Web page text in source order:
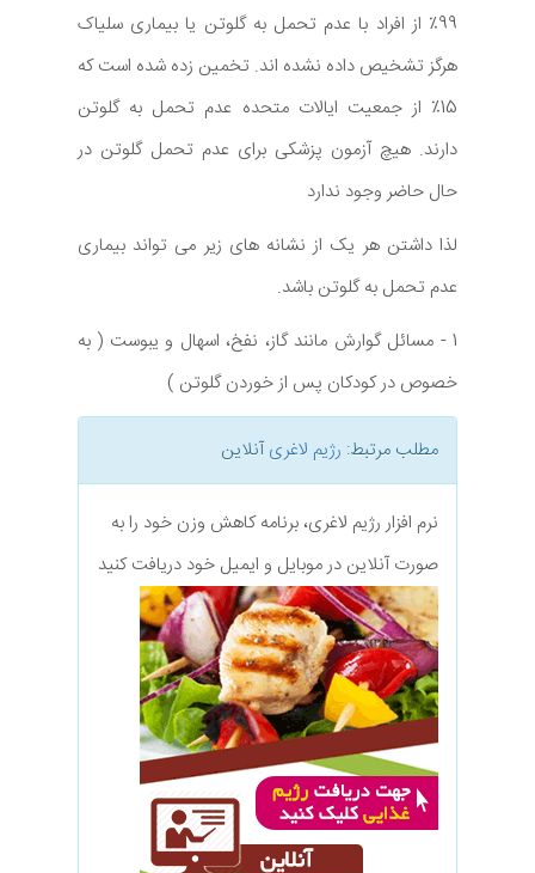
99٪ از افراد با عدم تحمل به گلوتن یا بیماری سلیاک
هرگز تشخیص داده نشده اند. تخمین زده شده است که
15٪ از جمعیت ایالات متحده عدم تحمل به گلوتن
دارند. هیچ آزمون پزشکی برای عدم تحمل گلوتن در
حال حاضر وجود ندارد
لذا داشتن هر یک از نشانه های زیر می تواند بیماری
عدم تحمل به گلوتن باشد.
1 - مسائل گوارش مانند گاز، نفخ، اسهال و یبوست ( به
خصوص در کودکان پس از خوردن گلوتن )
مطلب مرتبط: رژیم لاغریآنلاین
نرم افزار رژیم لاغری، برنامه کاهش وزن خود را به
صورت آنلاین در موبایل و ایمیل خود دریافت کنید